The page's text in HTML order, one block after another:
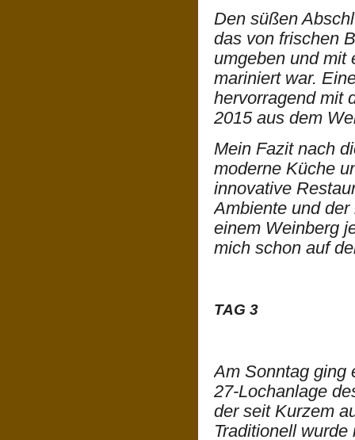
Den süßen
das von frischen
umgeben und mit
mariniert war.
hervorragend mit
2015 aus dem
Mein Fazit nach
moderne Küche
innovative
Ambiente und
einem Weinberg
mich schon auf
TAG 3
Am Sonntag ging
27-Lochanlage
der seit Kurzem
Traditionell